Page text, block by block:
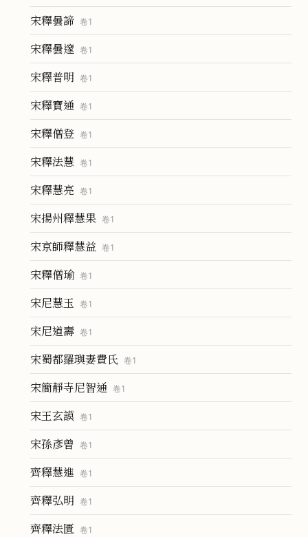
宋釋曇諦 卷1
宋釋曇邃 卷1
宋釋普明 卷1
宋釋寶通 卷1
宋釋僧登 卷1
宋釋法慧 卷1
宋釋慧亮 卷1
宋揚州釋慧果 卷1
宋京師釋慧益 卷1
宋釋僧瑜 卷1
宋尼慧玉 卷1
宋尼道壽 卷1
宋蜀都羅璵妻費氏 卷1
宋簡靜寺尼智通 卷1
宋王玄謨 卷1
宋孫彥曾 卷1
齊釋慧進 卷1
齊釋弘明 卷1
齊釋法匱 卷1